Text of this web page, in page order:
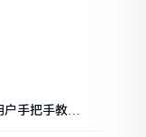
手把手教你